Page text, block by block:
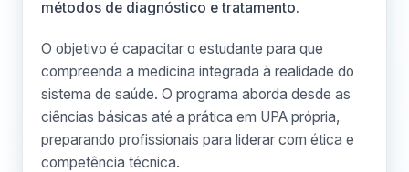
métodos de diagnóstico e tratamento.
O objetivo é capacitar o estudante para que
compreenda a medicina integrada à realidade do
sistema de saúde. O programa aborda desde as
ciências básicas até a prática em UPA própria,
preparando profissionais para liderar com ética e
competência técnica.